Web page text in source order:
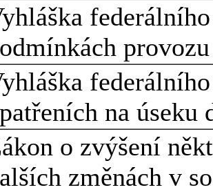
na úseku
o zvýšení
změnách v